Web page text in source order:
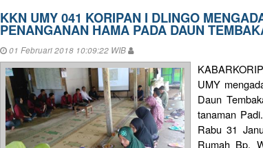
KKN UMY 041 KORIPAN I DLINGO
PENANGANAN HAMA PADA DAUN
01 Februari 2018 10:09:22 WIB
UMY
Daun
tanaman
Rabu 31
Rumah Bp.